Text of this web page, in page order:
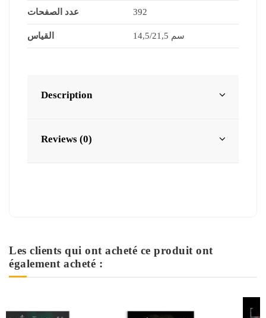
عدد الصفحات 392
القياس 14,5/21,5 سم
Description
Reviews (0)
Les clients qui ont acheté ce produit ont
également acheté :